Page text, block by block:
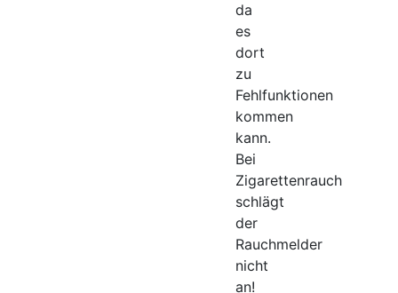
da
es
dort
zu
Fehlfunktionen
kommen
kann.
Bei
Zigarettenrauch
schlägt
der
Rauchmelder
nicht
an!